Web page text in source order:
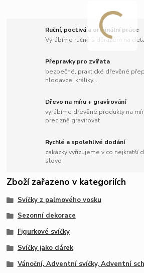
Ruční, poctivá a originální práce
Vyrábíme ručně s důrazem na
Přepravky pro zvířata
bezpečné, praktické dřevěné
hlodavce, králíky...
Dřevo na míru + gravírování
vyrábíme dřevěné produkty na
precizně gravírovat
Rychlé a spolehlivé dodání
zakázky vyřizujeme v co nejkratší
slovo
Zboží zařazeno v kategoriích
Svíčky z palmového vosku
Sezonní dekorace
Figurkové svíčky
Svíčky jako dárek
Vánoční, Adventní svíčky, Adventní